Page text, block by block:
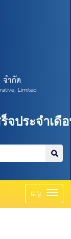
ำกัด
Limited
ะจำเดือน ก
เมนู Toggle